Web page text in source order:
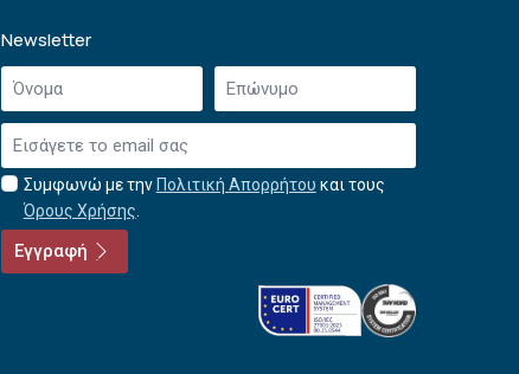
Newsletter
Όνομα
Επώνυμο
Email
Αποδοχή
όρων
χρήσης
*
Συμφωνώ με την Πολιτική Απορρήτου και τους
Όρους Χρήσης
Εγγραφή